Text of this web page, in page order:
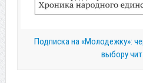
Подписка на «Молодежку»:
выбору